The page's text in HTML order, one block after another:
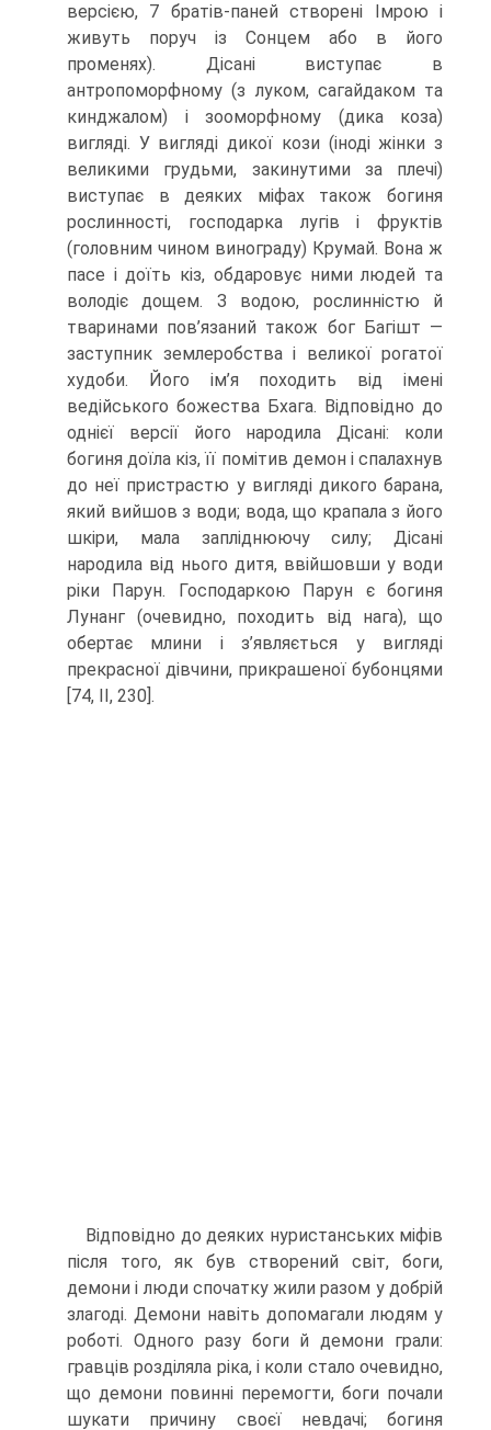
версією, 7 братів-паней створені Імрою і
живуть поруч із Сонцем або в його
променях). Дісані виступає в
антропоморфному (з луком, сагайдаком та
кинджалом) і зооморфному (дика коза)
вигляді. У вигляді дикої кози (іноді жінки з
великими грудьми, закинутими за плечі)
виступає в деяких міфах також боги­ня
рослинності, господарка лугів і фруктів
(головним чином винограду) Крумай. Вона ж
пасе і доїть кіз, обдаровує ними людей та
володіє дощем. З водою, рос­линністю й
тваринами пов’язаний також бог Багішт —
заступник землеробства і великої рогатої
худоби. Його ім’я походить від імені
ведійського божества Бхага. Відповідно до
однієї версії його народила Дісані: коли
богиня доїла кіз, її помітив демон і спалахнув
до неї пристрастю у вигляді дикого барана,
який вийшов з води; вода, що крапала з його
шкіри, мала запліднюючу силу; Дісані
народила від нього дитя, ввійшовши у води
ріки Парун. Господаркою Парун є богиня
Лунанг (оче­видно, походить від нага), що
обертає млини і з’являється у вигляді
прекрасної дівчини, прикрашеної бубонцями
[74, II, 230].
Відповідно до деяких нуристанських міфів
після того, як був створений світ, боги,
демони і люди спочатку жили разом у добрій
злагоді. Демони навіть допомагали людям у
роботі. Одного разу боги й демони грали:
гравців розділяла ріка, і коли стало очевидно,
що демони повинні перемогти, боги почали
шукати причину своєї невдачі; богиня